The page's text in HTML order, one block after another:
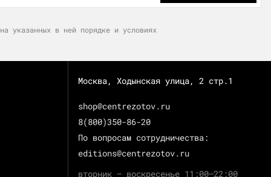
указанных в ней порядке и условиях
Москва, Ходынская улица, 2 стр.1
shop@centrezotov.ru
8(800)350-86-20
По вопросам сотрудничества:
editions@centrezotov.ru
вторник — воскресенье 11:00–22:00